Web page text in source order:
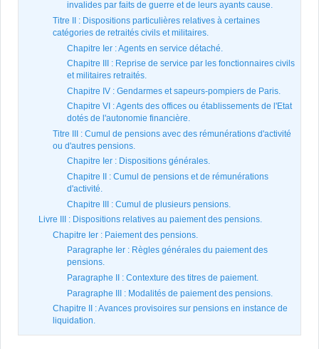
invalides par faits de guerre et de leurs ayants cause.
Titre II : Dispositions particulières relatives à certaines
catégories de retraités civils et militaires.
Chapitre Ier : Agents en service détaché.
Chapitre III : Reprise de service par les fonctionnaires civils
et militaires retraités.
Chapitre IV : Gendarmes et sapeurs-pompiers de Paris.
Chapitre VI : Agents des offices ou établissements de l'Etat
dotés de l'autonomie financière.
Titre III : Cumul de pensions avec des rémunérations d'activité
ou d'autres pensions.
Chapitre Ier : Dispositions générales.
Chapitre II : Cumul de pensions et de rémunérations
d'activité.
Chapitre III : Cumul de plusieurs pensions.
Livre III : Dispositions relatives au paiement des pensions.
Chapitre Ier : Paiement des pensions.
Paragraphe Ier : Règles générales du paiement des
pensions.
Paragraphe II : Contexture des titres de paiement.
Paragraphe III : Modalités de paiement des pensions.
Chapitre II : Avances provisoires sur pensions en instance de
liquidation.